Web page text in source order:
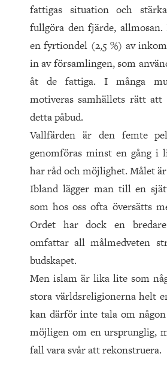
fattigas situation och
fullgöra den fjärde,
en fyrtiondel (2,5 %) av
in av församlingen, som
åt de fattiga. I många
motiveras samhällets rätt
detta påbud.
Vallfärden är den femte
genomföras minst en gång i
har råd och möjlighet. Målet
Ibland lägger man till en
som hos oss ofta översätts
Ordet har dock en
omfattar all målmedveten
budskapet.
Men islam är lika lite som
stora världsreligionerna helt
kan därför inte tala om någon
möjligen om en ursprunglig,
fall vara svår att rekonstruera.